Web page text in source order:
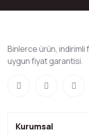
Binlerce ürün,
uygun fiyat garantisi.
Kurumsal